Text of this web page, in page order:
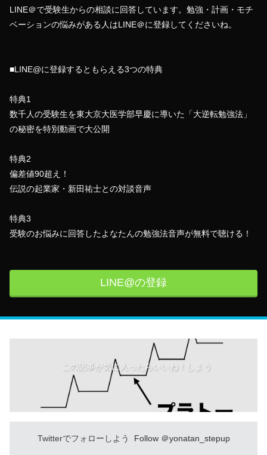
LINE＠で受験生からの相談に回答しています。勉強・計画・モチ
ベーションの悩みがある人はLINE＠に登録してくださいね。
■LINE@に登録するともらえる3つの特典
特典1
数千人の受験生を東大京大医学部早慶に導いた「大逆転勉強法」
の秘密を特別動画で大公開
特典2
偏差値90超え！
伝説の起業家・新田祐士との対談音声
特典3
受験のお悩みに回答したよなたんの勉強法音声が無料で聴ける！
LINE@の登録
この記事が気に入ったらいいね！しよう
Twitterでフォローしよう Follow ＠yonatan_stepup